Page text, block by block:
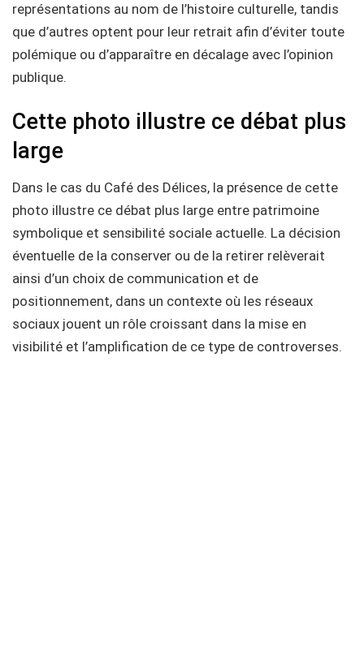
représentations au nom de l’histoire culturelle, tandis
que d’autres optent pour leur retrait afin d’éviter toute
polémique ou d’apparaître en décalage avec l’opinion
publique.
Cette photo illustre ce débat plus
large
Dans le cas du Café des Délices, la présence de cette
photo illustre ce débat plus large entre patrimoine
symbolique et sensibilité sociale actuelle. La décision
éventuelle de la conserver ou de la retirer relèverait
ainsi d’un choix de communication et de
positionnement, dans un contexte où les réseaux
sociaux jouent un rôle croissant dans la mise en
visibilité et l’amplification de ce type de controverses.